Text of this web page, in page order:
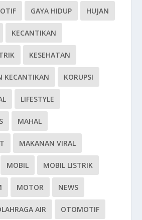
GAYA HIDUP HUJAN
KECANTIKAN
KESEHATAN
KECANTIKAN KORUPSI
LIFESTYLE
MAHAL
MAKANAN VIRAL
MOBIL MOBIL LISTRIK
MOTOR NEWS
AIR OTOMOTIF